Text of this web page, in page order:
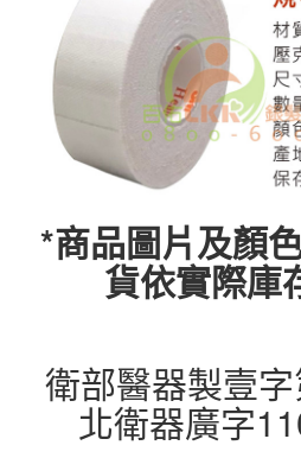
*商品圖片及顏
貨依實際庫
衛部醫器製壹
北衛器廣字